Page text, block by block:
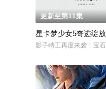
更新至第11集
星卡梦少女5奇迹绽放
影子特工再度来袭！宝